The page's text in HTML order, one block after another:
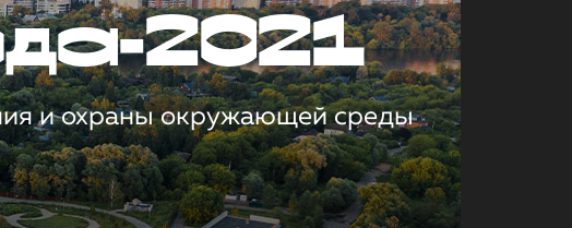
2021
и охраны окружающей среды